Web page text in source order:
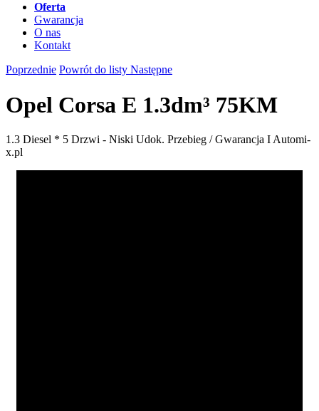
Oferta
Gwarancja
O nas
Kontakt
Poprzednie Powrót do listy Następne
Opel Corsa E 1.3dm³ 75KM
1.3 Diesel * 5 Drzwi - Niski Udok. Przebieg / Gwarancja I Automi-
x.pl